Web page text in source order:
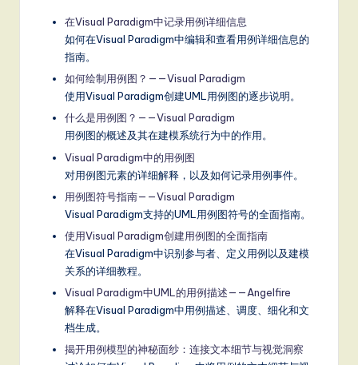
在Visual Paradigm中记录用例详细信息
如何在Visual Paradigm中编辑和查看用例详细信息的
指南。
如何绘制用例图？——Visual Paradigm
使用Visual Paradigm创建UML用例图的逐步说明。
什么是用例图？——Visual Paradigm
用例图的概述及其在建模系统行为中的作用。
Visual Paradigm中的用例图
对用例图元素的详细解释，以及如何记录用例事件。
用例图符号指南——Visual Paradigm
Visual Paradigm支持的UML用例图符号的全面指南。
使用Visual Paradigm创建用例图的全面指南
在Visual Paradigm中识别参与者、定义用例以及建模
关系的详细教程。
Visual Paradigm中UML的用例描述——Angelfire
解释在Visual Paradigm中用例描述、调度、细化和文
档生成。
揭开用例模型的神秘面纱：连接文本细节与视觉洞察